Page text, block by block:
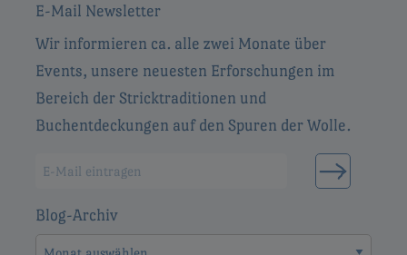
E-Mail Newsletter
Wir informieren ca. alle zwei Monate über
Events, unsere neuesten Erforschungen im
Bereich der Stricktraditionen und
Buchentdeckungen auf den Spuren der Wolle.
Blog-Archiv
Blog-